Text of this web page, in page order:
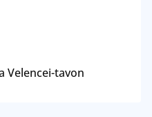
Velencei-tavon